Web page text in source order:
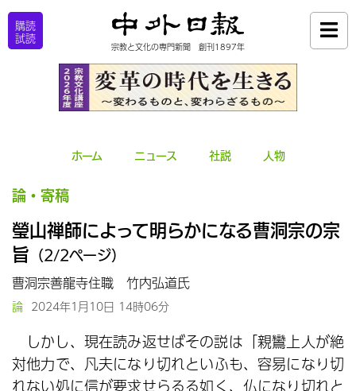
購読
試読
宗教と文化の専門新聞 創刊1897年
ホーム ニュース 社説 人物
論・寄稿
瑩山禅師によって明らかになる曹洞宗の宗
旨 （2/2ページ）
曹洞宗善龍寺住職 竹内弘道氏
論 2024年1月10日 14時06分
しかし、現在読み返せばその説は「親鸞上人が絶
対他力で、凡夫になり切れといふも、容易になり切
れない処に信が要求せらるる如く、仏になり切れと